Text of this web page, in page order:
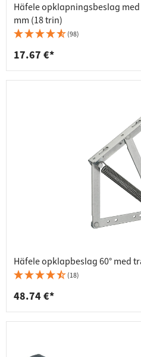
Häfele opklapningsbeslag
mm (18 trin)
(98)
17.67 €*
Häfele opklapbeslag 60° med
(18)
48.74 €*